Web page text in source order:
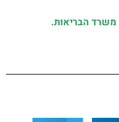
משרד הבריאות.